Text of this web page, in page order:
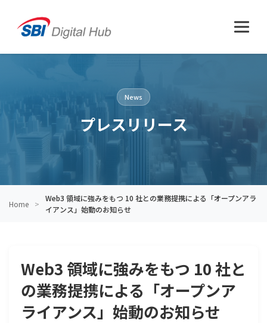
News
プレスリリース
Home
Web3 領域に強みをもつ 10 社との業務提携による「オープンアラ
イアンス」始動のお知らせ
Web3 領域に強みをもつ 10 社と
の業務提携による「オープンア
ライアンス」始動のお知らせ